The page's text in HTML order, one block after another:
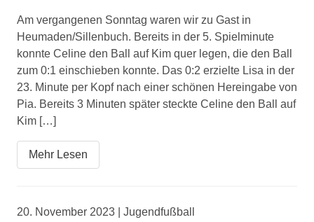
Am vergangenen Sonntag waren wir zu Gast in
Heumaden/Sillenbuch. Bereits in der 5. Spielminute
konnte Celine den Ball auf Kim quer legen, die den Ball
zum 0:1 einschieben konnte. Das 0:2 erzielte Lisa in der
23. Minute per Kopf nach einer schönen Hereingabe von
Pia. Bereits 3 Minuten später steckte Celine den Ball auf
Kim […]
Mehr Lesen
20. November 2023 | Jugendfußball